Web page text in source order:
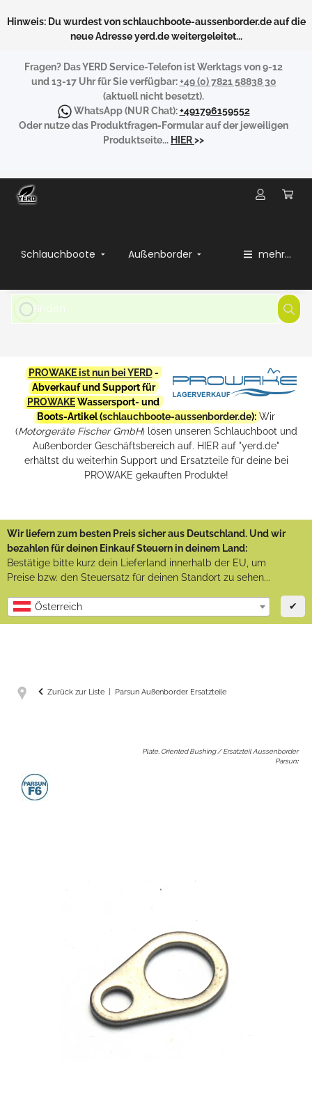
Hinweis: Du wurdest von schlauchboote-aussenborder.de auf die
neue Adresse yerd.de weitergeleitet...
Fragen? Das YERD Service-Telefon ist Werktags von 9-12
und 13-17 Uhr für Sie verfügbar:+49 (0) 7821 58838 30
(aktuell nicht besetzt).
WhatsApp(NUR Chat):+491796159552
Oder nutze das Produktfragen-Formular auf der jeweiligen
Produktseite... HIER>>
Schlauchboote Außenborder mehr...
PROWAKE ist nun bei YERD-
Abverkauf und Support für
PROWAKEWassersport- und
Boots-Artikel (schlauchboote-aussenborder.de): Wir
(Motorgeräte Fischer GmbH) lösen unseren Schlauchboot und
Außenborder Geschäftsbereich auf. HIER auf "yerd.de"
erhältst du weiterhin Support und Ersatzteile für deine bei
PROWAKE gekauften Produkte!
Wir liefern zum besten Preis sicher aus Deutschland. Und wir
bezahlen für deinen Einkauf Steuern in deinem Land:
Bestätige bitte kurz dein Lieferland innerhalb der EU, um
Preise bzw. den Steuersatz für deinen Standort zu sehen...
Österreich ✔
Zurück zur Liste Parsun Außenborder Ersatzteile
Plate, Oriented Bushing / Ersatzteil Aussenborder
Parsun: